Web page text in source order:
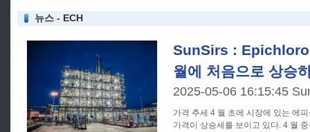
뉴스 - ECH
SunSirs :
월에 처음으로 상승
2025-05-06 16:15:45
가격 추세 4 월 초에 시장에 있는 에피클로로 히드린의 공급이 부족해
가격이 상승세를 보이고 있다. 4 월